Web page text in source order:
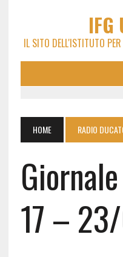
IFG
IL SITO DELL'ISTITUTO
HOME RADIO
17 –